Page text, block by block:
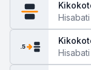
Hisabati
.5
Hisabati